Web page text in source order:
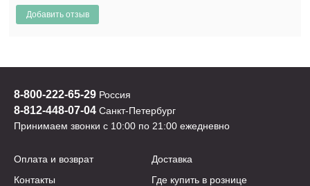
8-800-222-65-29 Россия
8-812-448-07-04 Санкт-Петербург
Принимаем звонки с 10:00 по 21:00 ежедневно
Оплата и возврат
Доставка
Контакты
Где купить в рознице